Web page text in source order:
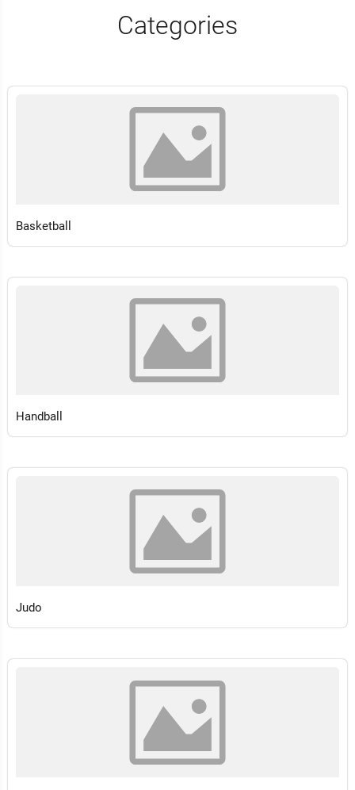
Categories
Basketball
Handball
Judo